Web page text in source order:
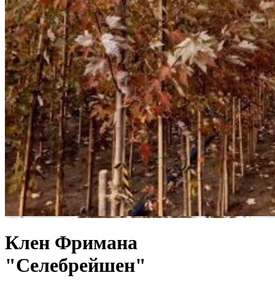
Клен Фримана
"Селебрейшен"